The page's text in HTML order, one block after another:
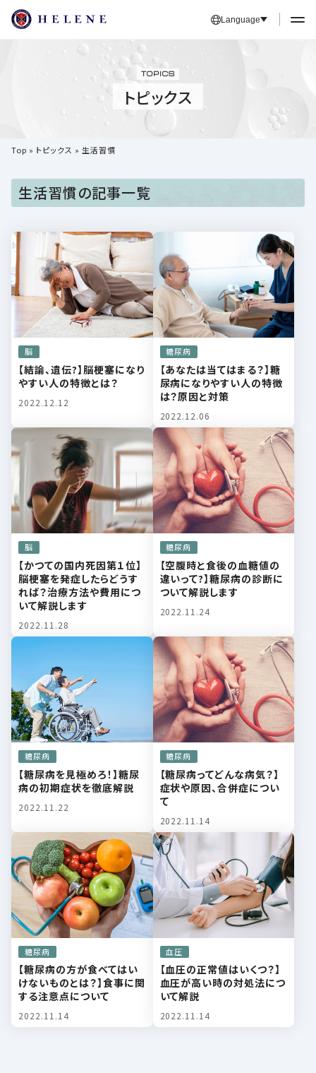
Language
Top » トピックス » 生活習慣
TOPICS
トピックス
生活習慣の記事一覧
脳
【結論、遺伝?】脳梗塞になり
やすい人の特徴とは？
2022.12.12
糖尿病
【あなたは当てはまる？】糖
尿病になりやすい人の特徴
は？原因と対策
2022.12.06
脳
【かつての国内死因第１位】
脳梗塞を発症したらどうす
れば？治療方法や費用につ
いて解説します
2022.11.28
糖尿病
【空腹時と食後の血糖値の
違いって?】糖尿病の診断に
ついて解説します
2022.11.24
糖尿病
【糖尿病を見極めろ！】糖尿
病の初期症状を徹底解説
2022.11.22
糖尿病
【糖尿病ってどんな病気？】
症状や原因、合併症につい
て
2022.11.14
糖尿病
【糖尿病の方が食べてはい
けないものとは？】食事に関
する注意点について
2022.11.14
血圧
【血圧の正常値はいくつ？】
血圧が高い時の対処法につ
いて解説
2022.11.14